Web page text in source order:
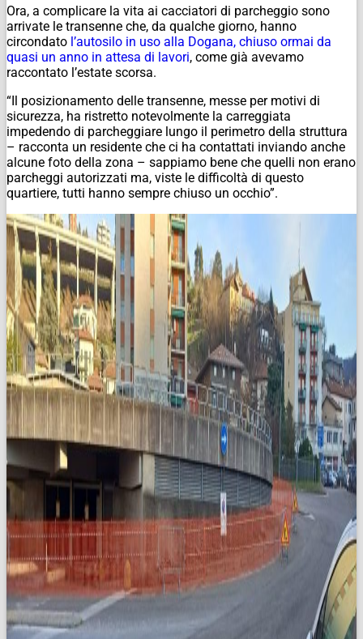
Ora, a complicare la vita ai cacciatori di parcheggio sono
arrivate le transenne che, da qualche giorno, hanno
circondato l’autosilo in uso alla Dogana, chiuso ormai da
quasi un anno in attesa di lavori, come già avevamo
raccontato l’estate scorsa.
“Il posizionamento delle transenne, messe per motivi di
sicurezza, ha ristretto notevolmente la carreggiata
impedendo di parcheggiare lungo il perimetro della struttura
– racconta un residente che ci ha contattati inviando anche
alcune foto della zona – sappiamo bene che quelli non erano
parcheggi autorizzati ma, viste le difficoltà di questo
quartiere, tutti hanno sempre chiuso un occhio”.